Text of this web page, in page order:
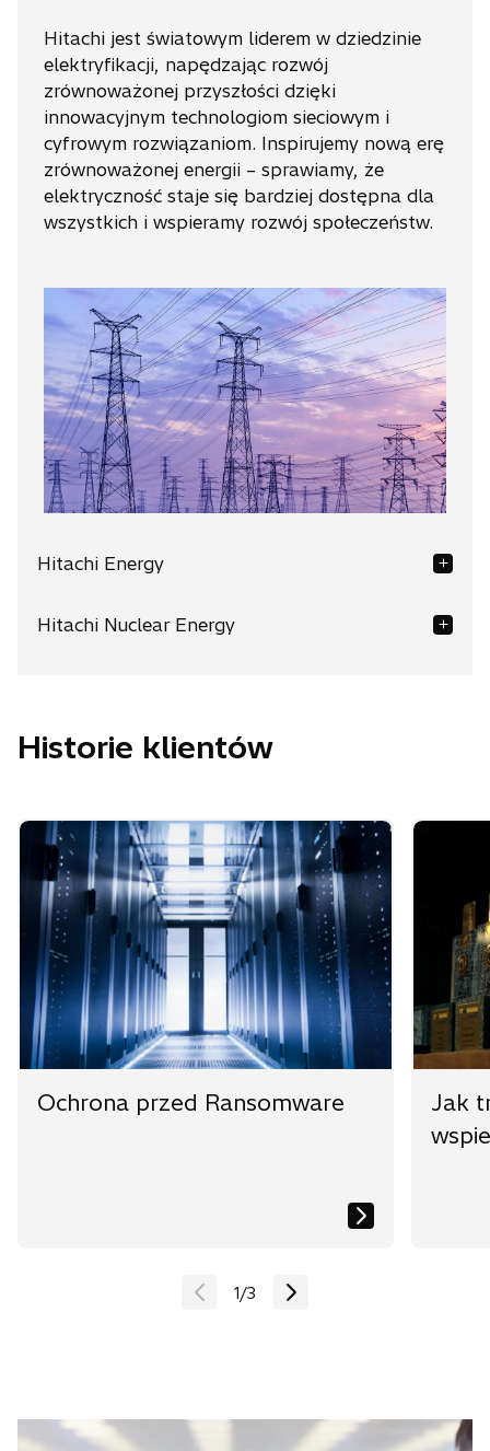
Hitachi jest światowym liderem w dziedzinie
elektryfikacji, napędzając rozwój
zrównoważonej przyszłości dzięki
innowacyjnym technologiom sieciowym i
cyfrowym rozwiązaniom. Inspirujemy nową erę
zrównoważonej energii – sprawiamy, że
elektryczność staje się bardziej dostępna dla
wszystkich i wspieramy rozwój społeczeństw.
Hitachi Energy
Hitachi Nuclear Energy
Historie klientów
Ochrona przed Ransomware
Jak
1/3